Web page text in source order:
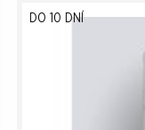
DO 10 DNÍ